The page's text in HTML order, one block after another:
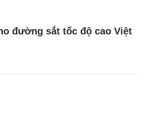
đường sắt tốc độ cao Việt